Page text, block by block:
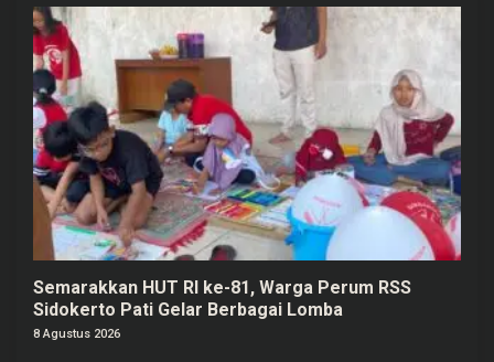
Semarakkan HUT RI ke-81, Warga Perum RSS
Sidokerto Pati Gelar Berbagai Lomba
8 Agustus 2026